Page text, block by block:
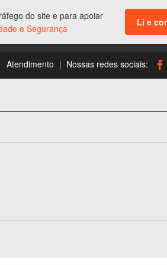
Acesso aos seus dados e suas
Atendimento Nossas redes sociais:
do site e para apoiar
e Segurança
Li e